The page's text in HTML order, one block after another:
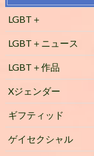
LGBT＋
LGBT＋ニュース
LGBT＋作品
Xジェンダー
ギフティッド
ゲイセクシャル